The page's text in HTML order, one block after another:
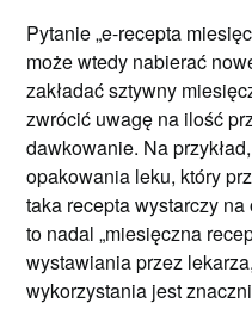
Pytanie „e-recepta
może wtedy nabierać
zakładać sztywny
zwrócić uwagę na ilość
dawkowanie. Na
opakowania leku, który
taka recepta wystarczy
to nadal „miesięczna
wystawiania przez
wykorzystania jest